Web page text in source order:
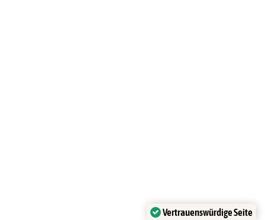
Vertrauenswürdige Seite